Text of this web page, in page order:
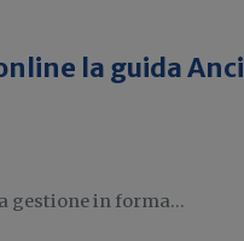
la guida Anci
gestione in forma...